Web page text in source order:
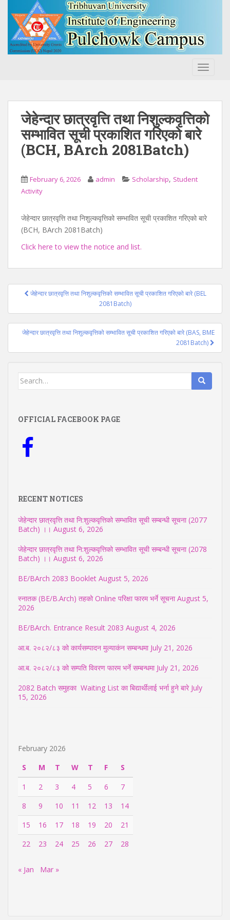
जेहेन्दार छात्रवृत्ति तथा निशुल्कवृत्तिको
सम्भावित सूची प्रकाशित गरिएको बारे
(BCH, BArch 2081Batch)
February 6, 2026 admin Scholarship, Student
Activity
जेहेन्दार छात्रवृत्ति तथा निशुल्कवृत्तिको सम्भावित सूची प्रकाशित गरिएको बारे
(BCH, BArch 2081Batch)
Click here to view the notice and list.
Postजेहेन्दार छात्रवृत्ति तथा निशुल्कवृत्तिको सम्भावित सूची प्रकाशित गरिएको बारे (BEL
2081Batch)
जेहेन्दार छात्रवृत्ति तथा निशुल्कवृत्तिको सम्भावित सूची प्रकाशित गरिएको बारे (BAS, BME
2081Batch)
Search
OFFICIAL FACEBOOK PAGE
RECENT NOTICES
जेहेन्दार छात्रवृत्ति तथा नि:शुल्कवृत्तिको सम्भावित सूची सम्बन्धी सूचना (2077
Batch) ।। August 6, 2026
जेहेन्दार छात्रवृत्ति तथा नि:शुल्कवृत्तिको सम्भावित सूची सम्बन्धी सूचना (2078
Batch) ।। August 6, 2026
BE/BArch 2083 Booklet August 5, 2026
स्नातक (BE/B.Arch) तहको Online परिक्षा फारम भर्ने सूचना August 5,
2026
BE/BArch. Entrance Result 2083 August 4, 2026
आ.ब. २०८२/८३ को कार्यसम्पादन मुल्याकंन सम्बन्धमा July 21, 2026
आ.ब. २०८२/८३ को सम्पति विवरण फारम भर्ने सम्बन्धमा July 21, 2026
2082 Batch समुहका Waiting List का बिद्यार्थीलाई भर्ना हुने बारे July
15, 2026
February 2026
S
M T W T F
S
1
2 3 4 5 6
7
8
9 10 11 12 13
14
15
16 17 18 19 20
21
22
23 24 25 26 27 28
« Jan Mar »